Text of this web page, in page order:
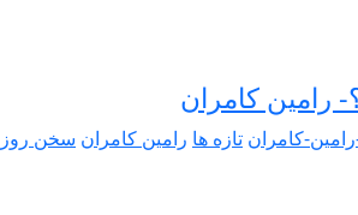
رامین کامران
کامران تازه ها رامین کامران سخن روز